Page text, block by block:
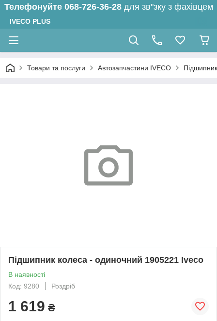
Телефонуйте 068-726-36-28 для зв"зку з фахівцем
IVECO PLUS
Товари та послуги Автозапчастини IVECO
Підшипник колеса - одиночний 1905221 Iveco
В наявності
Код: 9280
Роздріб
1 619 ₴